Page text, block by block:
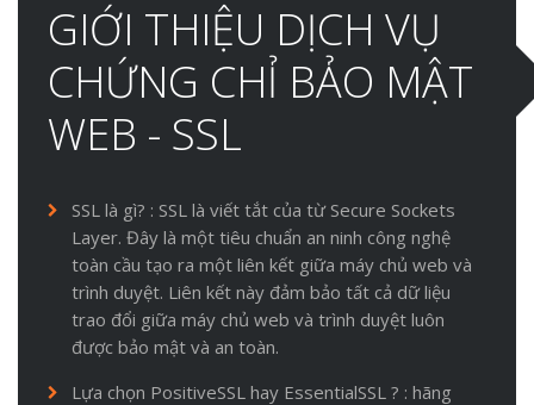
GIỚI THIỆU DỊCH VỤ
CHỨNG CHỈ BẢO MẬT
WEB - SSL
SSL là gì? : SSL là viết tắt của từ Secure Sockets
Layer. Đây là một tiêu chuẩn an ninh công nghệ
toàn cầu tạo ra một liên kết giữa máy chủ web và
trình duyệt. Liên kết này đảm bảo tất cả dữ liệu
trao đổi giữa máy chủ web và trình duyệt luôn
được bảo mật và an toàn.
Lựa chọn PositiveSSL hay EssentialSSL ? : hãng